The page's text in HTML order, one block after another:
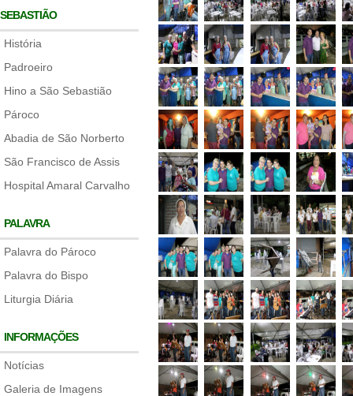
SEBASTIÃO
História
Padroeiro
Hino a São Sebastião
Pároco
Abadia de São Norberto
São Francisco de Assis
Hospital Amaral Carvalho
PALAVRA
Palavra do Pároco
Palavra do Bispo
Liturgia Diária
INFORMAÇÕES
Notícias
Galeria de Imagens